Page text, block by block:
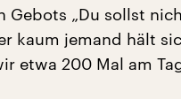
„Du sollst
kaum jemand hält
etwa 200 Mal am